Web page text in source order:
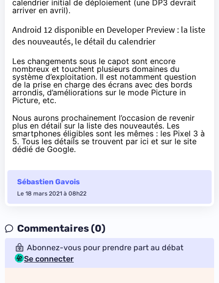
calendrier initial de déploiement (une DP3 devrait
arriver en avril).
Android 12 disponible en Developer Preview : la liste
des nouveautés, le détail du calendrier
Les changements sous le capot sont encore
nombreux et touchent plusieurs domaines du
système d’exploitation. Il est notamment question
de la prise en charge des écrans avec des bords
arrondis, d’améliorations sur le mode Picture in
Picture, etc.
Nous aurons prochainement l’occasion de revenir
plus en détail sur la liste des nouveautés. Les
smartphones éligibles sont les mêmes : les Pixel 3 à
5. Tous les détails se trouvent par ici et sur le site
dédié de Google.
Sébastien Gavois
Le 18 mars 2021 à 08h22
Commentaires (0)
Abonnez-vous pour prendre part au débat
Se connecter